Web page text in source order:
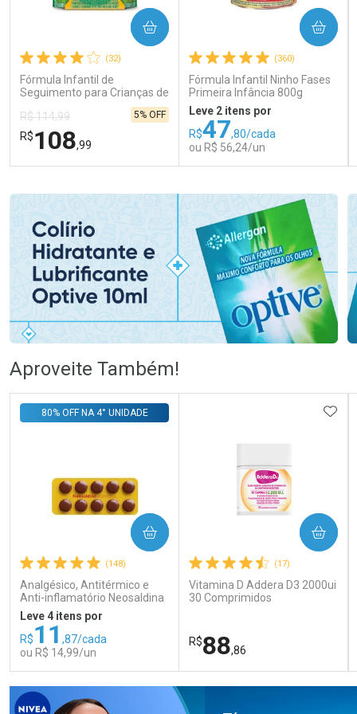
(32)
Fórmula Infantil de
Seguimento para Crianças de
Primeira Infância Nestonutri
2 Unidades de 800g cada
R$ 114,99
R$108,99
5% OFF
COMPRAR
Comprar sem Desconto
Por R$ 108,99/cada
Comprar sem Desconto
Por R$ 108,99/cada
(360)
Fórmula Infantil Ninho Fases
Primeira Infância 800g
Leve 2 itens por
R$47,80/cada
ou R$ 56,24/un
COMPRAR
Laboratório
Comprar sem Desconto
Por Menos
Comprar sem Desconto
Aproveite Também!
(148)
Analgésico, Antitérmico e
Anti-inflamatório Neosaldina
30mg + 300mg + 30mg 10
Drágeas
80% OFF NA 4° UNIDADE
Leve 4 itens por
R$11 ,87/cada
ou R$ 14,99/un
COMPRAR
FECHAR
FECHAR
(17)
Vitamina D Addera D3 2000ui
30 Comprimidos
R$88,86
COMPRAR